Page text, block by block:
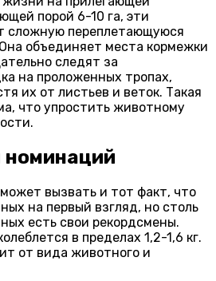
порой 6-10 га, эти
сложную переплетающуюся
объединяет места кормежки
следят за
на проложенных тропах,
их от листьев и веток. Такая
что упростить животному
вызвать и тот факт, что
на первый взгляд, но столь
есть свои рекордсмены.
в пределах 1,2-1,6 кг.
от вида животного и